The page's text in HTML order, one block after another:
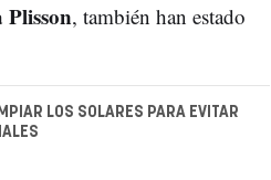
, también han estado
LOS SOLARES PARA EVITAR